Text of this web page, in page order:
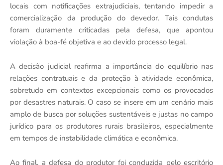
locais com notificações extrajudiciais, tentando impedir a
comercialização da produção do devedor. Tais condutas
foram duramente criticadas pela defesa, que apontou
violação à boa-fé objetiva e ao devido processo legal​.
A decisão judicial reafirma a importância do equilíbrio nas
relações contratuais e da proteção à atividade econômica,
sobretudo em contextos excepcionais como os provocados
por desastres naturais. O caso se insere em um cenário mais
amplo de busca por soluções sustentáveis e justas no campo
jurídico para os produtores rurais brasileiros, especialmente
em tempos de instabilidade climática e econômica.
Ao final, a defesa do produtor foi conduzida pelo escritório